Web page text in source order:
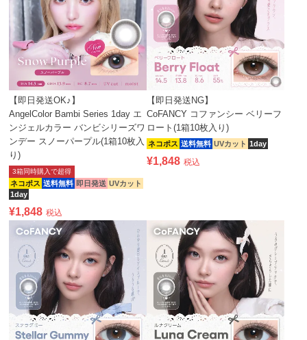
【即日発送OK♪】
AngelColor Bambi Series 1day エ
ンジェルカラー バンビシリーズワ
ンデー スノーパープル(1箱10枚入
り)
ネコポス 送料無料 即日発送 UVカット
1day
3箱同時購入で超得
¥1,848 税込
【即日発送NG】
CoFANCY コファンシー ベリーフ
ロート(1箱10枚入り)
ネコポス 送料無料 UVカット 1day
¥1,848 税込